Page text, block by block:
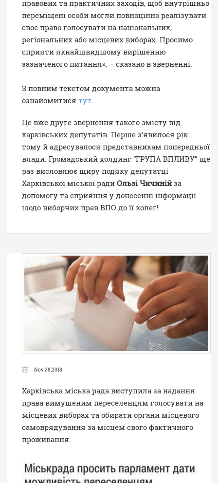
правових та практичних заходів, щоб внутрішньо
переміщені особи могли повноцінно реалізувати
своє право голосувати на національних,
регіональних або місцевих виборах. Просимо
сприяти якнайшвидшому вирішенню
зазначеного питання», – сказано в зверненні.
З повним текстом документа можна
ознайомитися тут.
Це вже друге звернення такого змісту від
харківських депутатів. Перше з’явилося рік
тому й адресувалося представникам попередньої
влади. Громадський холдинг “ГРУПА ВПЛИВУ” ще
раз висловлює щиру подяку депутатці
Харківської міської ради Ользі Чичинійза
допомогу та сприяння у донесенні інформації
щодо виборчих прав ВПО до її колег!
Nov 28,2018
Харківська міська рада виступила за надання
права вимушеним переселенцям голосувати на
місцевих виборах та обирати органи місцевого
самоврядування за місцем свого фактичного
проживання.